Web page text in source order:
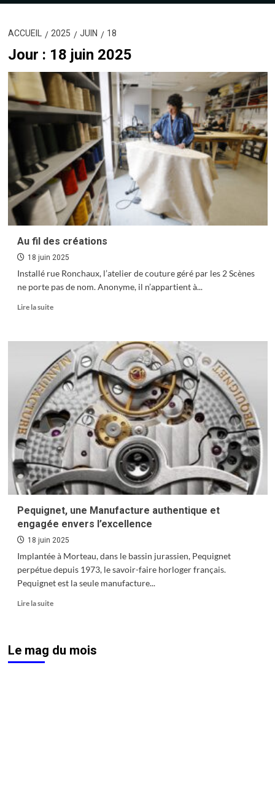
ACCUEIL 2025 JUIN 18
Jour : 18 juin 2025
Au fil des créations
18 juin 2025
Installé rue Ronchaux, l’atelier de couture géré par les 2 Scènes
ne porte pas de nom. Anonyme, il n’appartient à...
Lire la suiteEn
sur
Au
fil
des
créations
Pequignet, une Manufacture authentique et
engagée envers l’excellence
18 juin 2025
Implantée à Morteau, dans le bassin jurassien, Pequignet
perpétue depuis 1973, le savoir-faire horloger français.
Pequignet est la seule manufacture...
Lire la suiteEn
Pequignet,
Le mag du mois